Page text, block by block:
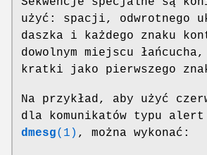
użyć: spacji, odwrotnego
daszka i każdego znaku
dowolnym miejscu
kratki jako pierwszego
Na przykład, aby użyć
dla komunikatów typu alert
dmesg(1) , można wykonać: